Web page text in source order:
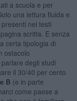
a scuola e per
una lettura fluida e
nei testi
scritta. E senza
certa tipologia di
ostacolo
degli studi
il 30/40 per cento
B (e in parte
come paese a